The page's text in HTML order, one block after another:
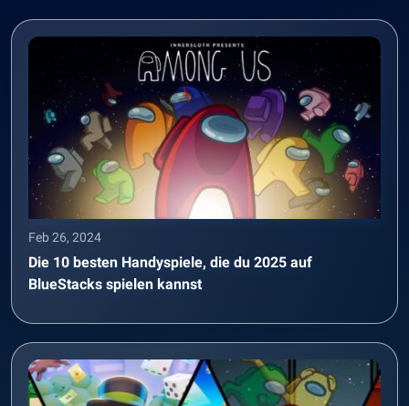
Feb 26, 2024
Die 10 besten Handyspiele, die du 2025 auf
BlueStacks spielen kannst